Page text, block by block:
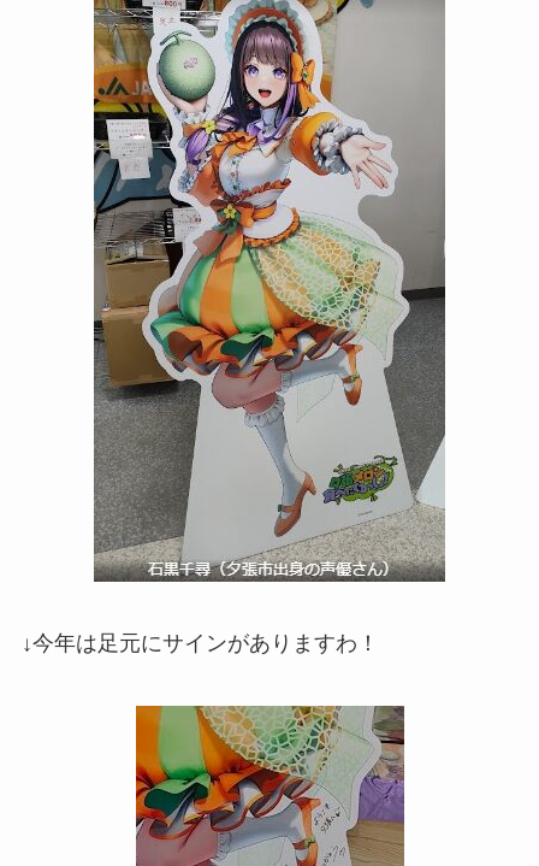
↓今年は足元にサインがありますわ！